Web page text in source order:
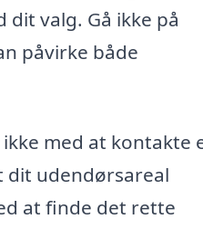
valg. Gå ikke på
påvirke både
med at kontakte
dit udendørsareal
at finde det rette